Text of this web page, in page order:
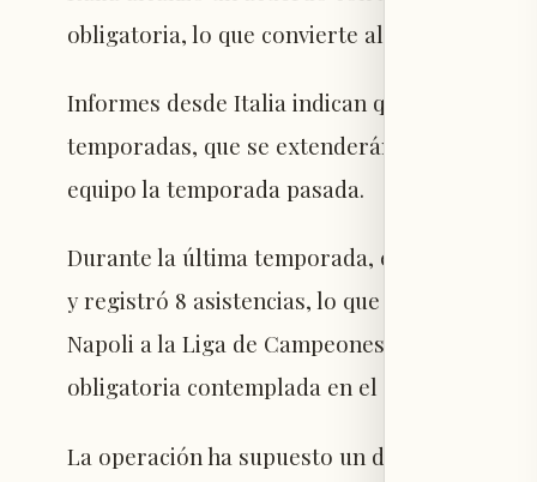
obligatoria, lo que convierte al jugador en
Informes desde Italia indican que Højlund
temporadas, que se extenderán hasta la
equipo la temporada pasada.
Durante la última temporada, el delantero
y registró 8 asistencias, lo que justificó su
Napoli a la Liga de Campeones, se activó
obligatoria contemplada en el acuerdo
La operación ha supuesto un desembolso